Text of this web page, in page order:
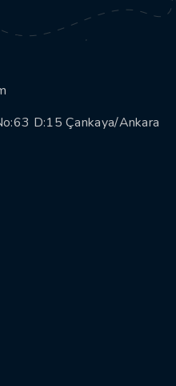
D:15 Çankaya/Ankara